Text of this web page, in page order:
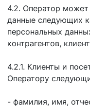
4.2. Оператор может
данные следующих
персональных
контрагентов,
4.2.1. Клиенты и
Оператору
- фамилия, имя,